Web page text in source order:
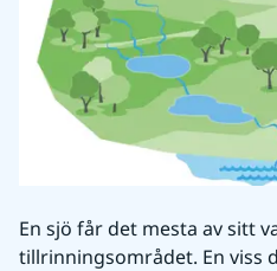
En sjö får det mesta av sitt
tillrinningsområdet. En viss